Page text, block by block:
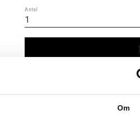
Om
Antal